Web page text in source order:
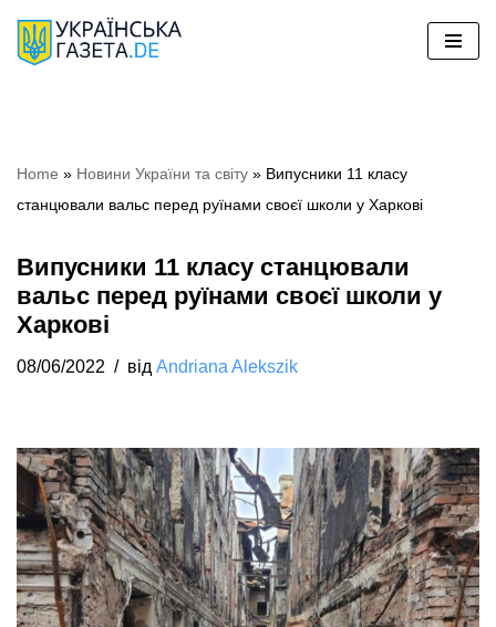
Перейти
Home » Hовини України та світу » Випусники 11 класу
станцювали вальс перед руїнами своєї школи у Харкові
Випусники 11 класу станцювали
вальс перед руїнами своєї школи у
Харкові
08/06/2022 від Andriana Alekszik